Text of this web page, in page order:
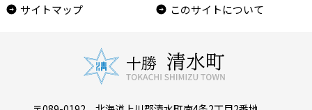
サイトマップ
このサイトについて